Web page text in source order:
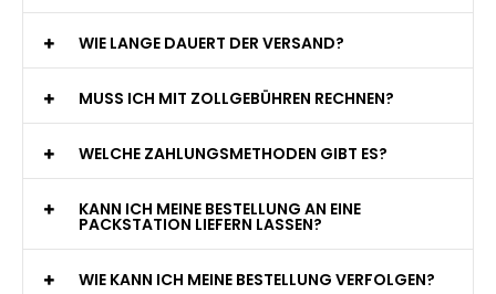
WIE LANGE DAUERT DER VERSAND?
MUSS ICH MIT ZOLLGEBÜHREN RECHNEN?
WELCHE ZAHLUNGSMETHODEN GIBT ES?
KANN ICH MEINE BESTELLUNG AN EINE
PACKSTATION LIEFERN LASSEN?
WIE KANN ICH MEINE BESTELLUNG VERFOLGEN?